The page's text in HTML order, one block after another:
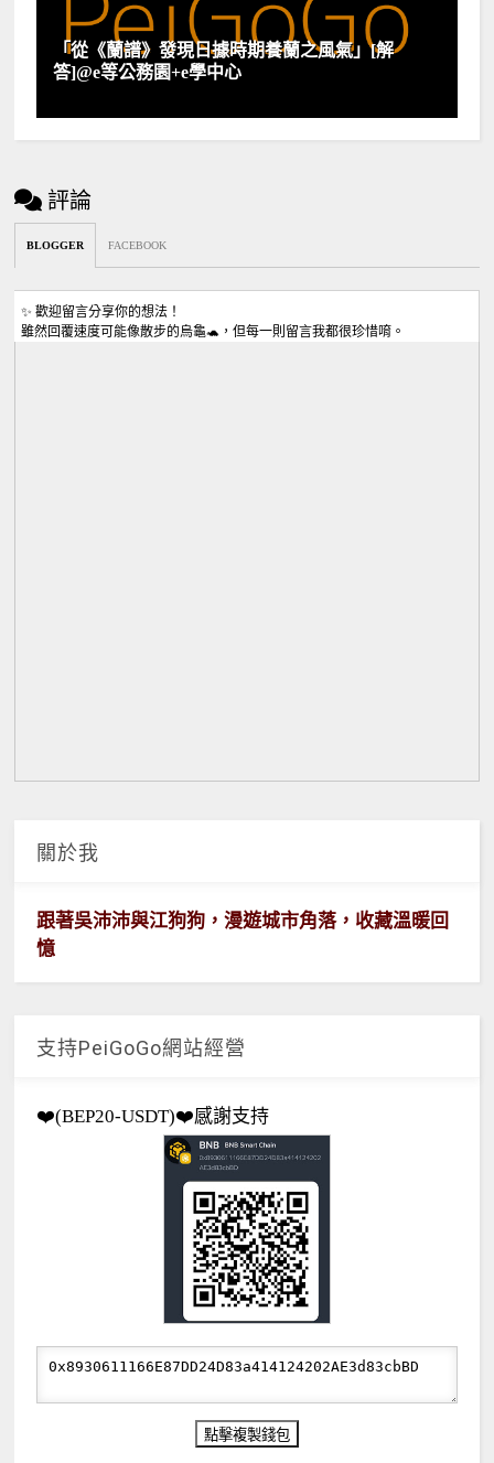
「從《蘭譜》發現日據時期養蘭之風氣」[解
答]@e等公務園+e學中心
評論
BLOGGER FACEBOOK
✨ 歡迎留言分享你的想法！
雖然回覆速度可能像散步的烏龜🐢，但每一則留言我都很珍惜唷。
關於我
跟著吳沛沛與江狗狗，漫遊城市角落，收藏溫暖回
憶
支持PeiGoGo網站經營
❤️(BEP20-USDT)❤️感謝支持